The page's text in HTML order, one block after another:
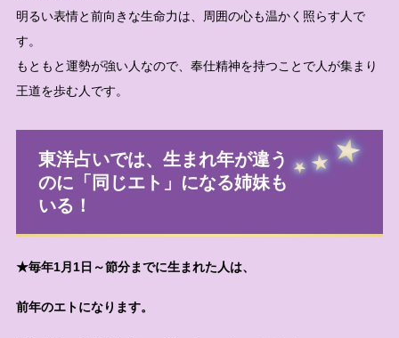
明るい表情と前向きな生命力は、周囲の心も温かく照らす人で
す。
もともと運勢が強い人なので、奉仕精神を持つことで人が集まり
王道を歩む人です。
東洋占いでは、生まれ年が違う
のに「同じエト」になる姉妹も
いる！
★毎年1月1日～節分までに生まれた人は、
前年のエトになります。